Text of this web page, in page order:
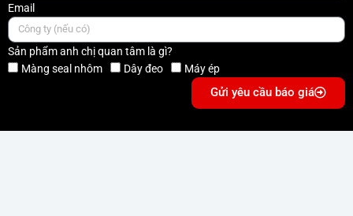
Email
Sản phẩm anh chị quan tâm là gì?
Màng seal nhôm
Dây đeo Máy ép
Gửi yêu cầu báo giá